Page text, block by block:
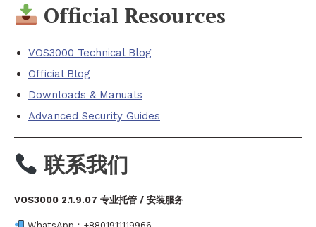
Official Resources
VOS3000 Technical Blog
Official Blog
Downloads & Manuals
Advanced Security Guides
联系我们
VOS3000 2.1.9.07 专业托管 / 安装服务